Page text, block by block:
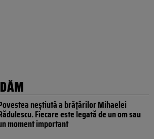
neștiută a brățărilor Mihaelei
Fiecare este legată de un om sau
moment important